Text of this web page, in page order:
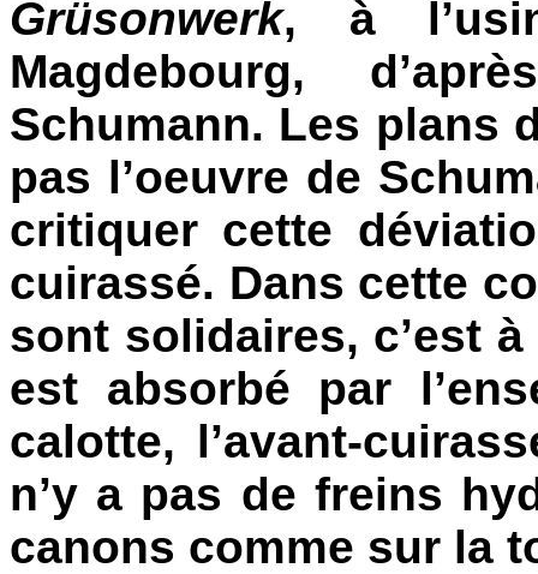
Grüsonwerk, à
Magdebourg,
Schumann. Les plans
pas l’oeuvre de
critiquer cette
cuirassé. Dans cette
sont solidaires, c’est
est absorbé par
calotte, l’avant-
n’y a pas de freins
canons comme sur la